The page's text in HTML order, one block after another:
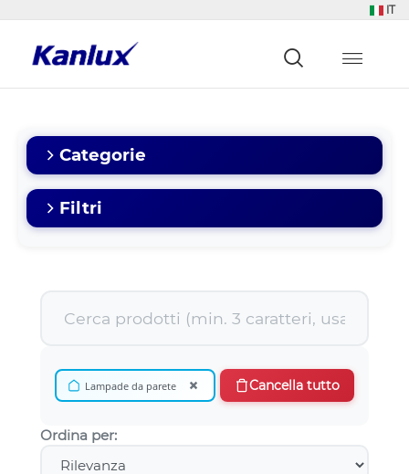
IT
główna
Categorie
Filtri
Lampade da parete × Cancella tutto
Ordina per: